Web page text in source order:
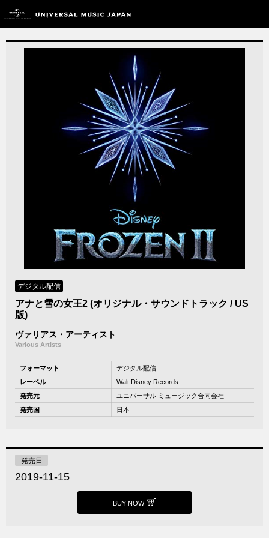
デジタル配信
アナと雪の女王2 (オリジナル・サウンドトラック / US
版)
ヴァリアス・アーティスト
Various Artists
フォーマット
デジタル配信
レーベル
Walt Disney Records
発売元
ユニバーサル ミュージック合同会社
発売国
日本
発売日
2019-11-15
BUY NOW